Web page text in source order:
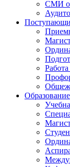
СМИ о
Образование